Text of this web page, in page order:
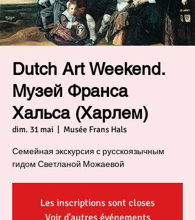
Dutch Art Weekend.
Музей Франса
Хальса (Харлем)
dim. 31 mai
  |
Musée Frans Hals
Семейная экскурсия с русскоязычным
гидом Светланой Можаевой
Les inscriptions sont closes
Voir d'autres événements